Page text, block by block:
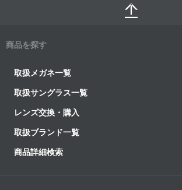
商品を探す
取扱メガネ一覧
取扱サングラス一覧
レンズ交換・購入
取扱ブランド一覧
商品詳細検索